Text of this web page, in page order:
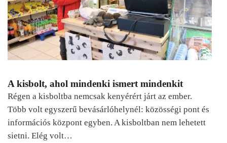
A kisbolt, ahol mindenki ismert mindenkit
Régen a kisboltba nemcsak kenyérért járt az ember.
Több volt egyszerű bevásárlóhelynél: közösségi pont és
információs központ egyben. A kisboltban nem lehetett
sietni. Elég volt…